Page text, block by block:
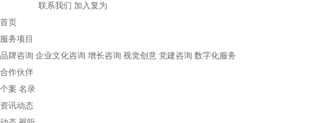
联系我们 加入复为
首页
服务项目
品牌咨询 企业文化咨询 增长咨询 视觉创意 党建咨询 数字化服务
合作伙伴
个案 名录
资讯动态